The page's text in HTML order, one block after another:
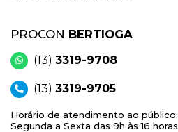
PROCON BERTIOGA
(13) 3319-9708
(13) 3319-9705
Horário de atendimento ao público:
Segunda a Sexta das 9h às 16 horas